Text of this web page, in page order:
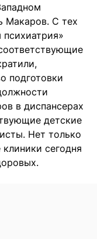
Макаров. С тех
психиатрия»
подготовки
в диспансерах
детские
Нет только
сегодня